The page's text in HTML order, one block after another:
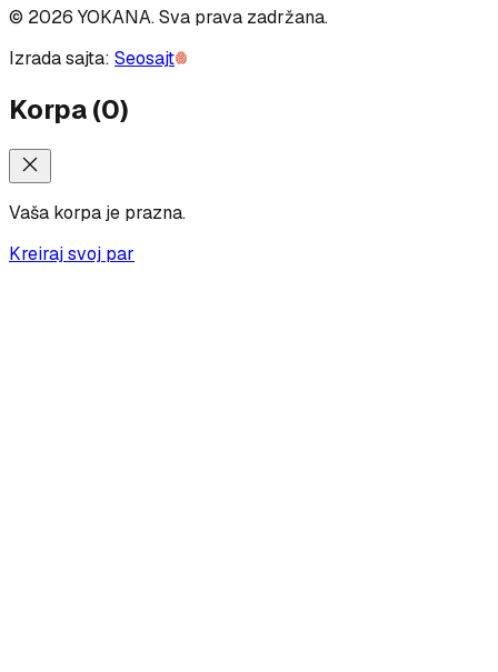
© 2026 YOKANA.Sva prava zadržana.
Izrada sajta: Seosajt
Korpa(0)
Vaša korpa je prazna.
Kreiraj svoj par